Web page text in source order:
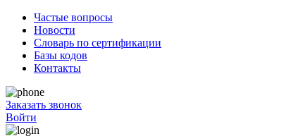
Частые вопросы
Новости
Словарь по сертификации
Базы кодов
Контакты
Заказать звонок
Войти